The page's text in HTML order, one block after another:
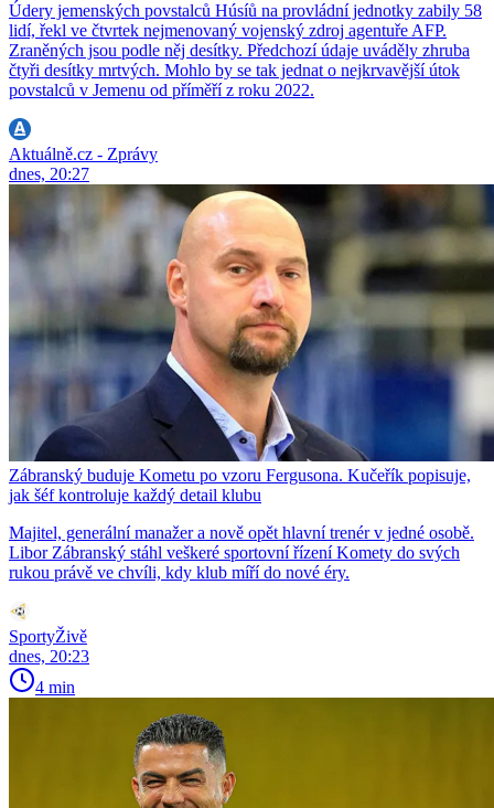
Údery jemenských povstalců Húsíů na provládní jednotky zabily 58
lidí, řekl ve čtvrtek nejmenovaný vojenský zdroj agentuře AFP.
Zraněných jsou podle něj desítky. Předchozí údaje uváděly zhruba
čtyři desítky mrtvých. Mohlo by se tak jednat o nejkrvavější útok
povstalců v Jemenu od příměří z roku 2022.
Aktuálně.cz - Zprávy
dnes, 20:27
Zábranský buduje Kometu po vzoru Fergusona. Kučeřík popisuje,
jak šéf kontroluje každý detail klubu
Majitel, generální manažer a nově opět hlavní trenér v jedné osobě.
Libor Zábranský stáhl veškeré sportovní řízení Komety do svých
rukou právě ve chvíli, kdy klub míří do nové éry.
SportyŽivě
dnes, 20:23
4 min